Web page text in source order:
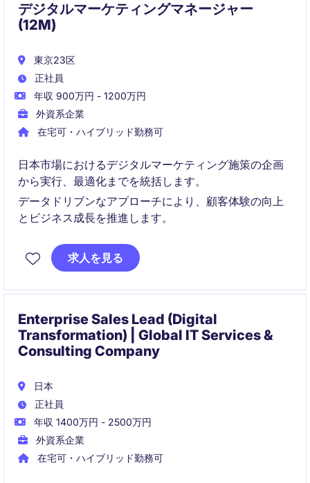
デジタルマーケティングマネージャー
(12M)
東京23区
正社員
年収 900万円 - 1200万円
外資系企業
在宅可・ハイブリッド勤務可
日本市場におけるデジタルマーケティング施策の企画
から実行、最適化までを統括します。
データドリブンなアプローチにより、顧客体験の向上
とビジネス成長を推進します。
求人を見る
Enterprise Sales Lead (Digital
Transformation) | Global IT Services &
Consulting Company
日本
正社員
年収 1400万円 - 2500万円
外資系企業
在宅可・ハイブリッド勤務可